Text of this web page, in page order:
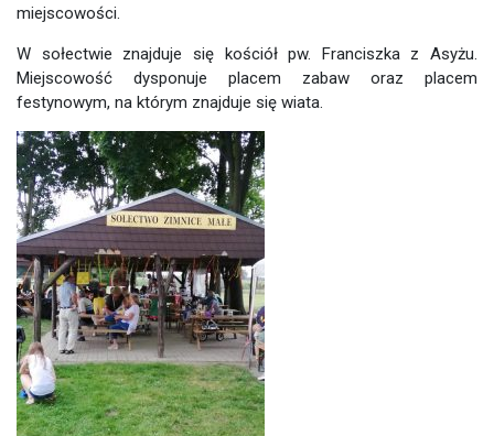
miejscowości.
W sołectwie znajduje się kościół pw. Franciszka z Asyżu.
Miejscowość dysponuje placem zabaw oraz placem
festynowym, na którym znajduje się wiata.